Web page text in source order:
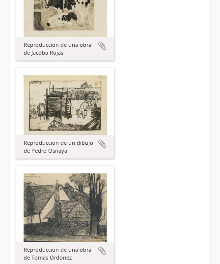
Reproducción de una obra
de Jacoba Rojas
Reproducción de un dibujo
de Pedro Osnaya
Reproducción de una obra
de Tomás Ordónez